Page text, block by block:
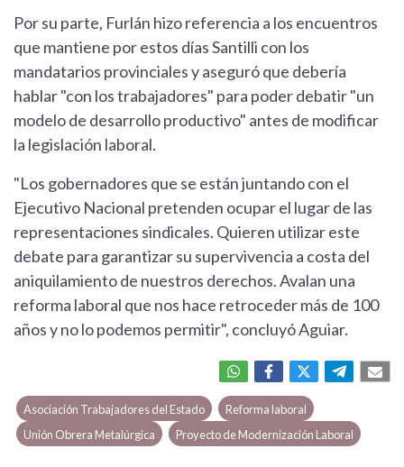
Por su parte, Furlán hizo referencia a los encuentros
que mantiene por estos días Santilli con los
mandatarios provinciales y aseguró que debería
hablar "con los trabajadores" para poder debatir "un
modelo de desarrollo productivo" antes de modificar
la legislación laboral.
"Los gobernadores que se están juntando con el
Ejecutivo Nacional pretenden ocupar el lugar de las
representaciones sindicales. Quieren utilizar este
debate para garantizar su supervivencia a costa del
aniquilamiento de nuestros derechos. Avalan una
reforma laboral que nos hace retroceder más de 100
años y no lo podemos permitir", concluyó Aguiar.
Asociación Trabajadores del Estado
Reforma laboral
Unión Obrera Metalúrgica
Proyecto de Modernización Laboral